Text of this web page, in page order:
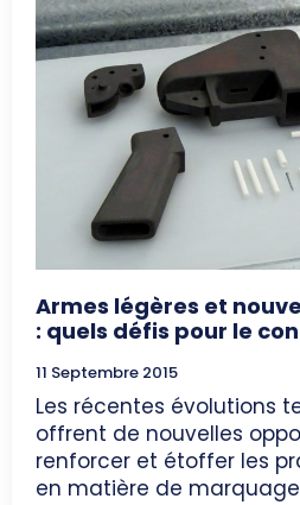
Armes légères et
: quels défis pour le
11 Septembre 2015
Les récentes évolutions
offrent de nouvelles
renforcer et étoffer les
en matière de